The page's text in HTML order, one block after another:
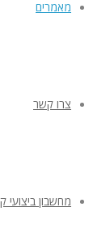
מאמרים
צרו קשר
מחשבון ביצועי